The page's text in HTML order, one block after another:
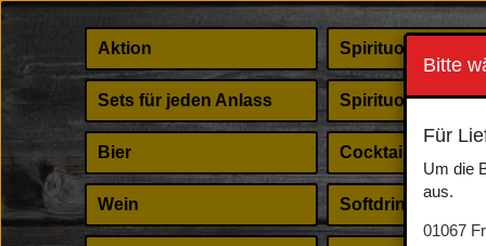
Bitte
Für
Um die
aus.
01067
Aktion
Sets für jeden Anlass
Bier
Wein
Spirituosen
Spirituosen
Cocktail Zubehör
Softdrinks